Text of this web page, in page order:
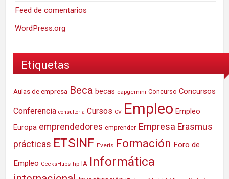
Feed de comentarios
WordPress.org
Etiquetas
Aulas de empresa Beca becas capgemini Concurso Concursos
Conferencia consultoria Cursos CV Empleo Empleo
Europa emprendedores emprender Empresa Erasmus
prácticas ETSINF Everis Formación Foro de
Empleo GeeksHubs hp IA Informática